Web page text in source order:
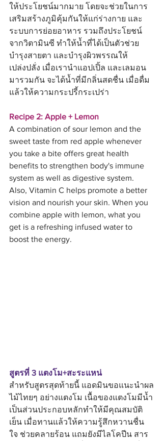
ให้ประโยชน์มากมาย โดยจะช่วยในการ
เสริมสร้างภูมิคุ้มกันให้แก่ร่างกาย และ
ระบบการย่อยอาหาร รวมถึงประโยชน์
จากวิตามินซี ทำให้น้ำที่ได้เป็นตัวช่วย
บำรุงสายตา และบำรุงผิวพรรณให้
เปล่งปลั่ง เมื่อเรานำแอปเปิ้ล และเลมอน
มารวมกัน จะได้น้ำที่มีกลิ่นสดชื่น เมื่อดื่ม
แล้วให้ความกระปรี้กระเปร่า
Recipe 2: Apple + Lemon
A combination of sour lemon and the
sweet taste from red apple whenever
you take a bite offers great health
benefits to strengthen body's immune
system as well as digestive system.
Also, Vitamin C helps promote a better
vision and nourish your skin. When you
combine apple with lemon, what you
get is a refreshing infused water to
boost the energy.
สูตรที่ 3 แตงโม+สะระแหน่
สำหรับสูตรสุดท้ายนี้ แอดมินขอแนะนำผล
ไม้ไทยๆ อย่างแตงโม เนื้อของแตงโมมีน้ำ
เป็นส่วนประกอบหลักทำให้มีคุณสมบัติ
เย็น เมื่อทานแล้วให้ความรู้สึกหวานชื่น
ใจ ช่วยคลายร้อน แถมยังมีไลโคปีน สาร